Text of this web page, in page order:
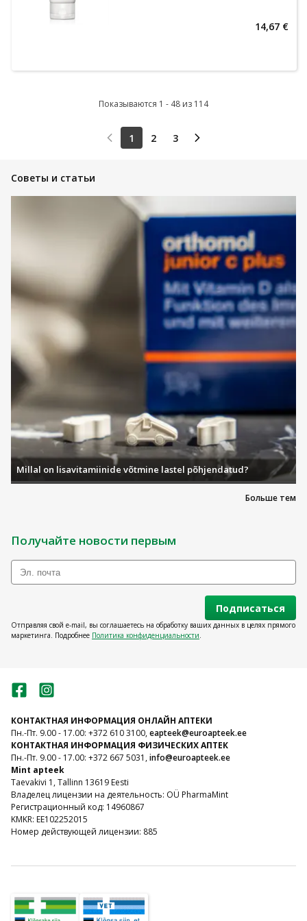
14,67 €
Показываются 1 - 48 из 114
1 2 3
Советы и статьи
Больше тем
Millal on lisavitamiinide võtmine lastel põhjendatud?
Получайте новости первым
Подписаться
Отправляя свой e-mail, вы соглашаетесь на обработку ваших данных в целях прямого
маркетинга. Подробнее Политика конфиденциальности.
КОНТАКТНАЯ ИНФОРМАЦИЯ ОНЛАЙН АПТЕКИ
Пн.-Пт. 9.00 - 17.00: +372 610 3100,eapteek@euroapteek.ee
КОНТАКТНАЯ ИНФОРМАЦИЯ ФИЗИЧЕСКИХ АПТЕК
Пн.-Пт. 9.00 - 17.00: +372 667 5031,info@euroapteek.ee
Mint apteek
Taevakivi 1, Tallinn 13619 Eesti
Владелец лицензии на деятельность: OÜ PharmaMint
Регистрационный код: 14960867
KMKR: EE102252015
Номер действующей лицензии: 885